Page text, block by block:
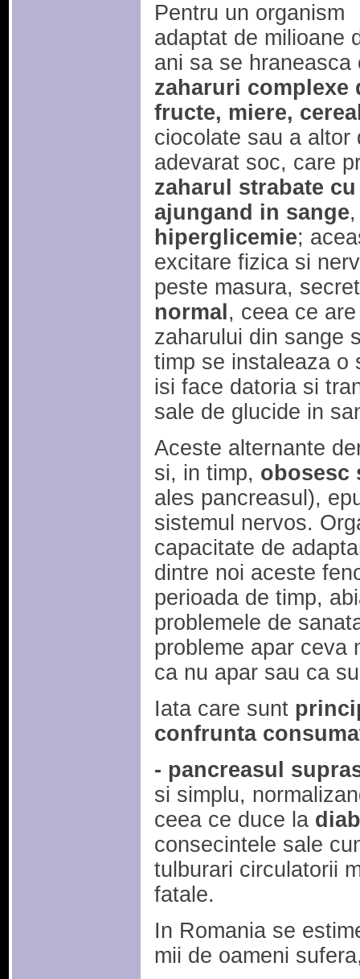
Pentru un organism
adaptat de milioane
ani sa se hraneasca
zaharuri complexe
fructe, miere,
ciocolate sau a altor
adevarat soc, care
zaharul strabate
ajungand in sange
hiperglicemie;
excitare fizica si
peste masura,
normal , ceea ce
zaharului din sange
timp se instaleaza o
isi face datoria si
sale de glucide in
Aceste alternante
si, in timp, obosesc
ales pancreasul),
sistemul nervos.
capacitate de
dintre noi aceste
perioada de timp,
problemele de
probleme apar ceva
ca nu apar sau ca
Iata care sunt
confrunta
- pancreasul
si simplu,
ceea ce duce la
consecintele sale
tulburari circulatorii
fatale.
In Romania se
mii de oameni